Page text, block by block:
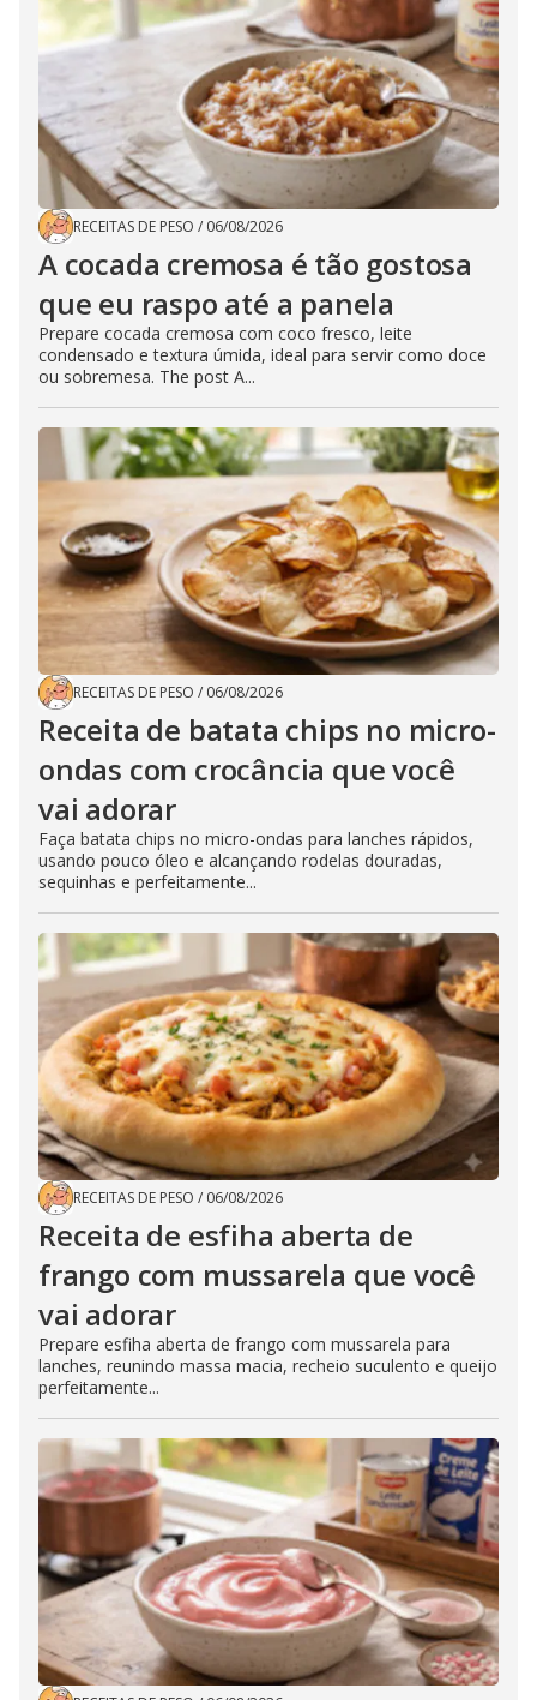
RECEITAS DE PESO / 06/08/2026
A cocada cremosa é tão gostosa
que eu raspo até a panela
Prepare cocada cremosa com coco fresco, leite
condensado e textura úmida, ideal para servir como doce
ou sobremesa. The post A...
RECEITAS DE PESO / 06/08/2026
Receita de batata chips no micro-
ondas com crocância que você
vai adorar
Faça batata chips no micro-ondas para lanches rápidos,
usando pouco óleo e alcançando rodelas douradas,
sequinhas e perfeitamente...
RECEITAS DE PESO / 06/08/2026
Receita de esfiha aberta de
frango com mussarela que você
vai adorar
Prepare esfiha aberta de frango com mussarela para
lanches, reunindo massa macia, recheio suculento e queijo
perfeitamente...